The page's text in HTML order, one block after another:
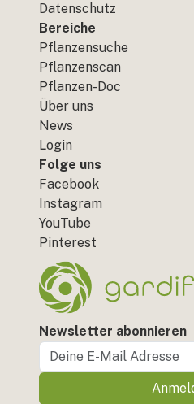
Datenschutz
Bereiche
Pflanzensuche
Pflanzenscan
Pflanzen-Doc
Über uns
News
Login
Folge uns
Facebook
Instagram
YouTube
Pinterest
Newsletter abonnieren